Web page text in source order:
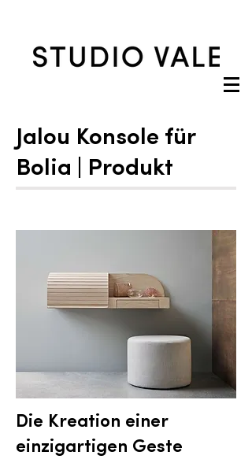
Jalou Konsole für
Bolia | Produkt
Die Kreation einer
einzigartigen Geste